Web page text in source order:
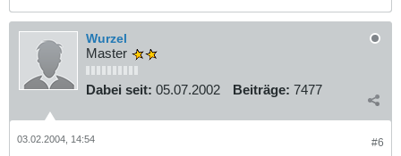
Wurzel
Master
Dabei seit: 05.07.2002 Beiträge: 7477
#6
03.02.2004, 14:54